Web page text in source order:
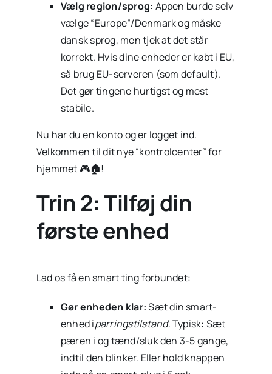
Vælg region/sprog: Appen burde selv
vælge “Europe”/Denmark og måske
dansk sprog, men tjek at det står
korrekt. Hvis dine enheder er købt i EU,
så brug EU-serveren (som default).
Det gør tingene hurtigst og mest
stabile.
Nu har du en konto og er logget ind.
Velkommen til dit nye “kontrolcenter” for
hjemmet 🎮🏠!
Trin 2: Tilføj din
første enhed
Lad os få en smart ting forbundet:
Gør enheden klar:Sæt din smart-
enhed iparringstilstand. Typisk: Sæt
pæren i og tænd/sluk den 3-5 gange,
indtil den blinker. Eller hold knappen